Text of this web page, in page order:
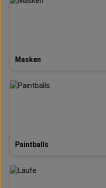
Masken
Paintballs